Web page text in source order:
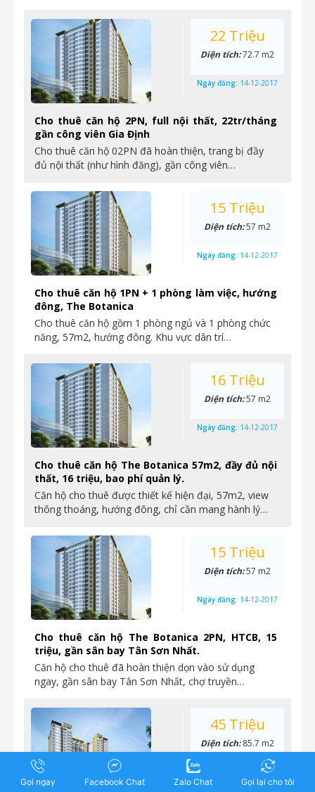
Cho thuê căn hộ 2PN, full nội thất, 22tr/tháng
gần công viên Gia Định
Cho thuê căn hộ 02PN đã hoàn thiện, trang bị đầy
đủ nội thất (như hình đăng), gần công viên…
22 Triệu
Diện tích:72.7 m2
Ngày đăng: 14-12-2017
Cho thuê căn hộ 1PN + 1 phòng làm việc, hướng
đông, The Botanica
Cho thuê căn hộ gồm 1 phòng ngủ và 1 phòng chức
năng, 57m2, hướng đông. Khu vực dân trí…
15 Triệu
Diện tích:57 m2
Ngày đăng: 14-12-2017
Cho thuê căn hộ The Botanica 57m2, đầy đủ nội
thất, 16 triệu, bao phí quản lý.
Căn hộ cho thuê được thiết kế hiện đại, 57m2, view
thông thoáng, hướng đông, chỉ cần mang hành lý…
16 Triệu
Diện tích:57 m2
Ngày đăng: 14-12-2017
Cho thuê căn hộ The Botanica 2PN, HTCB, 15
triệu, gần sân bay Tân Sơn Nhất.
Căn hộ cho thuê đã hoàn thiện dọn vào sử dụng
ngay, gần sân bay Tân Sơn Nhất, chợ truyền…
15 Triệu
Diện tích:57 m2
Ngày đăng: 14-12-2017
45 Triệu
Diện tích:85.7 m2
Ngày đăng: 5-12-2017
Gọi ngay Facebook Chat Zalo Chat Gọi lại cho tôi